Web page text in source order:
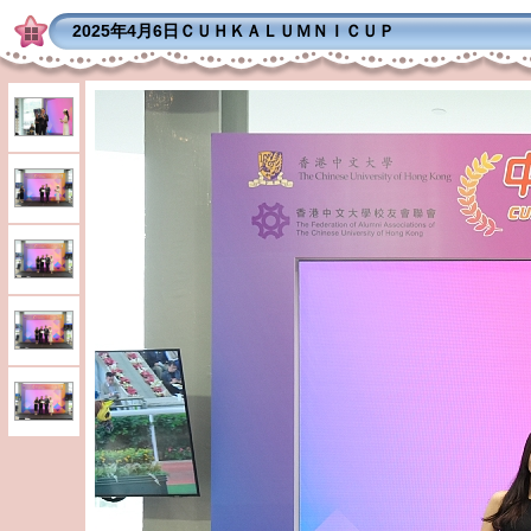
2025年4月6日ＣＵＨＫＡＬＵＭＮＩＣＵＰ